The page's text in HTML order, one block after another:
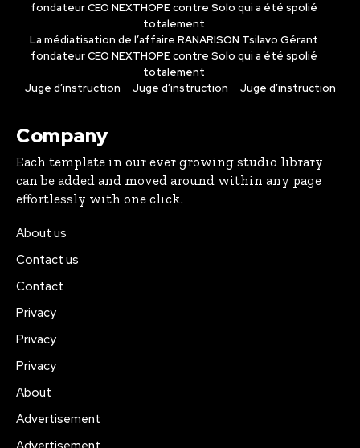
fondateur CEO NEXTHOPE contre Solo qui a été spolié
totalement
La médiatisation de l’affaire RANARISON Tsilavo Gérant
fondateur CEO NEXTHOPE contre Solo qui a été spolié
totalement
Juge d’instruction
Juge d’instruction Juge d’instruction
Company
Each template in our ever growing studio library
can be added and moved around within any page
effortlessly with one click.
About us
Contact us
Contact
Privacy
Privacy
Privacy
About
Advertisement